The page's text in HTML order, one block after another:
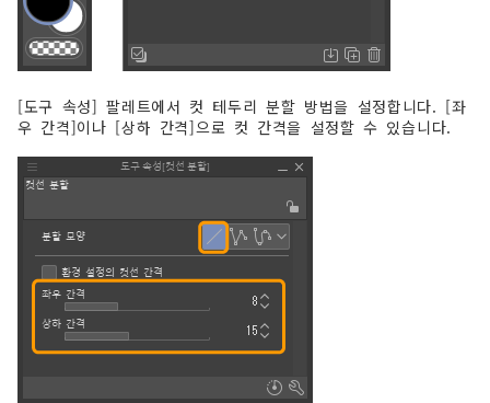
[도구 속성] 팔레트에서 컷 테두리 분할 방법을 설정합니다. [좌
우 간격]이나 [상하 간격]으로 컷 간격을 설정할 수 있습니다.